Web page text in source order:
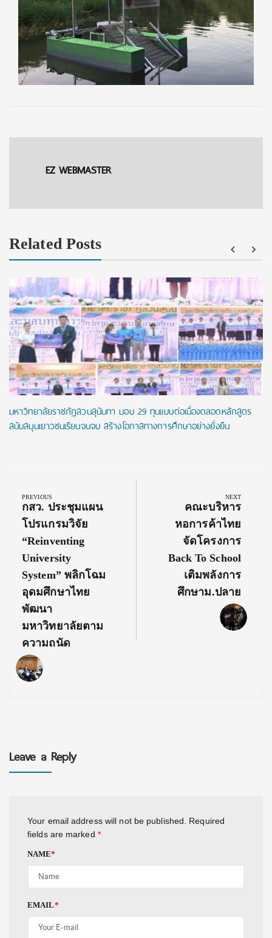
EZ WEBMASTER
Related Posts
มหาวิทยาลัยราชภัฏสวนสุนันทา มอบ 29 ทุนแบบต่อเนื่องตลอดหลักสูตร
สนับสนุนเยาวชนเรียนจนจบ สร้างโอกาสทางการศึกษาอย่างยั่งยืน
navigation
PREVIOUS
Previous
Post:
กสว. ประชุมแผน
โปรแกรมวิจัย
“Reinventing
University
System” พลิกโฉม
อุดมศึกษาไทย
พัฒนา
มหาวิทยาลัยตาม
ความถนัด
NEXT
Next
Post:
คณะบริหาร
หอการค้าไทย
จัดโครงการ
Back To School
เติมพลังการ
ศึกษาม.ปลาย
Leave a Reply
Your email address will not be published.
Required
fields are marked *
NAME*
EMAIL*